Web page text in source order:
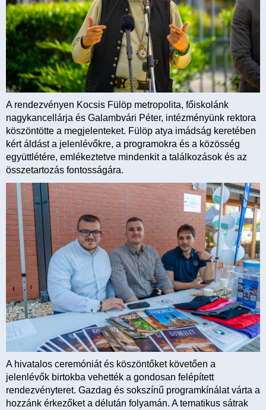
A rendezvényen Kocsis Fülöp metropolita, főiskolánk
nagykancellárja és Galambvári Péter, intézményünk rektora
köszöntötte a megjelenteket. Fülöp atya imádság keretében
kért áldást a jelenlévőkre, a programokra és a közösség
együttlétére, emlékeztetve mindenkit a találkozások és az
összetartozás fontosságára.
A hivatalos ceremóniát és köszöntőket követően a
jelenlévők birtokba vehették a gondosan felépített
rendezvényteret. Gazdag és sokszínű programkínálat várta a
hozzánk érkezőket a délután folyamán. A tematikus sátrak